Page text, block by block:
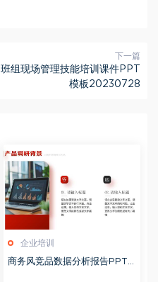
下一篇
班组现场管理技能培训课件PPT
模板20230728
企业培训
商务风竞品数据分析报告PPT